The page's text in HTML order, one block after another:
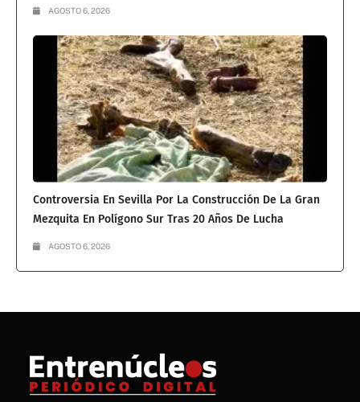
AGOSTO 6, 2026
Controversia En Sevilla Por La Construcción De La Gran
Mezquita En Polígono Sur Tras 20 Años De Lucha
AGOSTO 6, 2026